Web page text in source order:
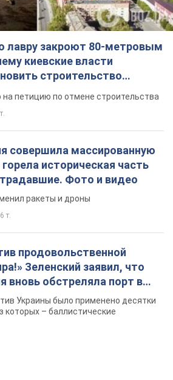
лавру закроют 80-метровым
киевские власти
строительство
верующего"
на петицию по отмене строительства
совершила массированную
историческая часть
Фото и видео
ракеты и дроны
т.
продовольственной
Зеленский заявил, что
вновь обстреляла порт в
Украины было применено десятки
которых – баллистические